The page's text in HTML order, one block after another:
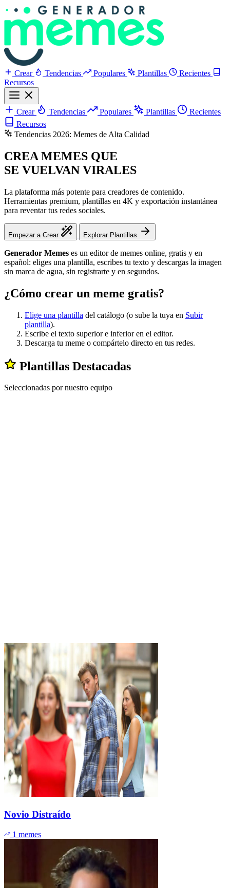
Crear Tendencias Populares Plantillas
Recientes
Recursos
Crear Tendencias Populares Plantillas
Recientes
Recursos
Tendencias 2026: Memes de Alta Calidad
CREA MEMES QUE
SE VUELVAN VIRALES
La plataforma más potente para creadores de contenido.
Herramientas premium, plantillas en 4K y exportación instantánea
para reventar tus redes sociales.
Empezar a Crear Explorar Plantillas
Generador Memes es un editor de memes online, gratis y en
español: eliges una plantilla, escribes tu texto y descargas la imagen
sin marca de agua, sin registrarte y en segundos.
¿Cómo crear un meme gratis?
Elige una plantilla del catálogo (o sube la tuya en Subir
plantilla).
Escribe el texto superior e inferior en el editor.
Descarga tu meme o compártelo directo en tus redes.
Plantillas Destacadas
Seleccionadas por nuestro equipo
Novio Distraído
1 memes